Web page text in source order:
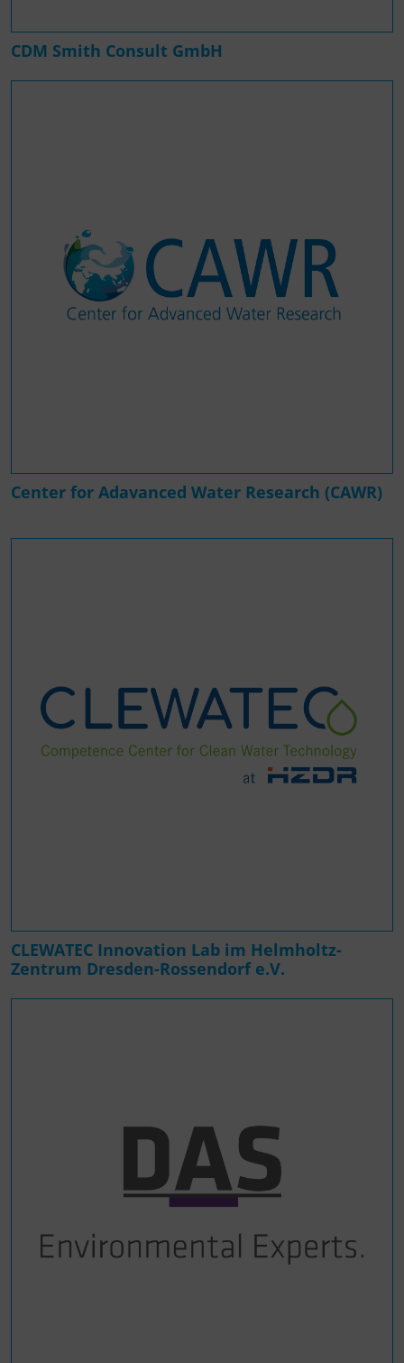
CDM Smith Consult GmbH
Center for Adavanced Water Research (CAWR)
CLEWATEC Innovation Lab im Helmholtz-
Zentrum Dresden-Rossendorf e.V.